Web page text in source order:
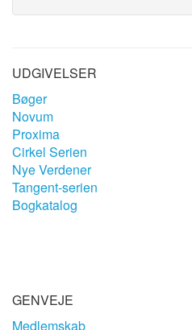
UDGIVELSER
Bøger
Novum
Proxima
Cirkel Serien
Nye Verdener
Tangent-serien
Bogkatalog
GENVEJE
Medlemskab